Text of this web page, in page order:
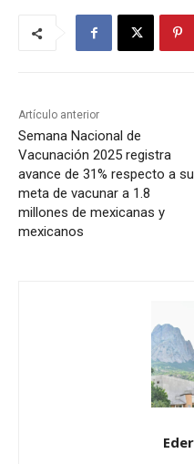
Artículo anterior
Semana Nacional de
Vacunación 2025 registra
avance de 31% respecto a su
meta de vacunar a 1.8
millones de mexicanas y
mexicanos